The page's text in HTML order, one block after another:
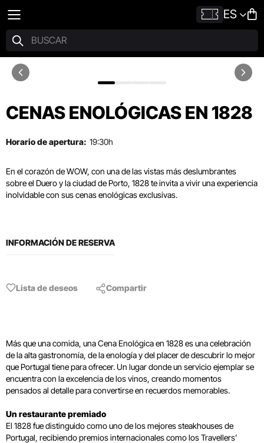
ES
CENAS ENOLÓGICAS EN 1828
Horario de apertura: 19:30h
En el corazón de WOW, con una de las vistas más deslumbrantes
sobre el Duero y la ciudad de Porto, 1828 te invita a vivir una experiencia
inolvidable con sus cenas enológicas exclusivas.
INFORMACIÓN DE RESERVA
Lista de deseos Compartir
Más que una comida, una Cena Enológica en 1828 es una celebración
de la alta gastronomía, de la enología y del placer de descubrir lo mejor
que Portugal tiene para ofrecer. Un lugar donde un servicio ejemplar se
encuentra con la excelencia de los vinos, creando momentos
pensados al detalle para convertirse en recuerdos memorables.
Un restaurante premiado
El 1828 fue distinguido como uno de los mejores steakhouses de
Portugal, recibiendo premios internacionales como los Travellers’